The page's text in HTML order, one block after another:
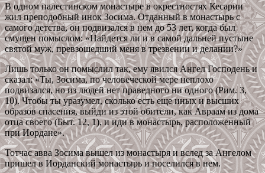
В одном палестинском монастыре в окрестностях Кесарии
жил преподобный инок Зосима. Отданный в монастырь с
самого детства, он подвизался в нем до 53 лет, когда был
смущен помыслом: «Найдется ли и в самой дальней пустыне
святой муж, превзошедший меня в трезвении и делании?»
Лишь только он помыслил так, ему явился Ангел Господень и
сказал: «Ты, Зосима, по человеческой мере неплохо
подвизался, но из людей нет праведного ни одного (Рим. 3,
10). Чтобы ты уразумел, сколько есть еще иных и высших
образов спасения, выйди из этой обители, как Авраам из дома
отца своего (Быт. 12, 1), и иди в монастырь, расположенный
при Иордане».
Тотчас авва Зосима вышел из монастыря и вслед за Ангелом
пришел в Иорданский монастырь и поселился в нем.